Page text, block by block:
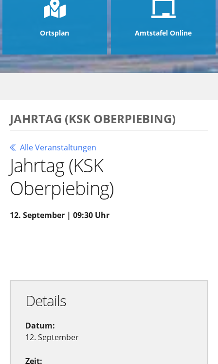
Ortsplan Amtstafel Online
JAHRTAG (KSK OBERPIEBING)
Alle Veranstaltungen
Jahrtag (KSK
Oberpiebing)
12. September | 09:30 Uhr
Details
Datum:
12. September
Zeit: